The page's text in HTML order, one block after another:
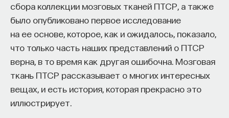
сбора коллекции мозговых тканей ПТСР, а также
было опубликовано первое исследование
на ее основе, которое, как и ожидалось, показало,
что только часть наших представлений о ПТСР
верна, в то время как другая ошибочна. Мозговая
ткань ПТСР рассказывает о многих интересных
вещах, и есть история, которая прекрасно это
иллюстрирует.